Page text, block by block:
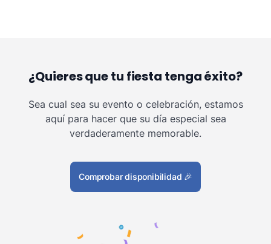
¿Quieres que tu fiesta tenga éxito?
Sea cual sea su evento o celebración, estamos
aquí para hacer que su día especial sea
verdaderamente memorable.
Comprobar disponibilidad 🎉